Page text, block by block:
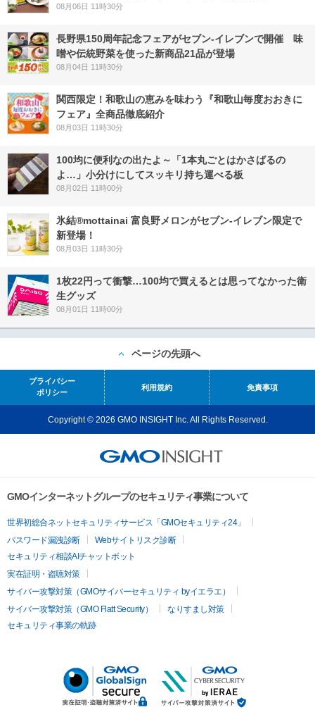
08月06日 11時30分
長野県150周年記念フェアがセブン-イレブンで開催 味
噌や伝統野菜を使った新商品21品が登場
08月04日 11時30分
関西限定！和歌山の恵みを味わう『和歌山毎度おおきに
フェア』全商品徹底紹介
08月03日 11時30分
100均に便利なの出たよ～「1本丸ごとはかさばるの
よ…」小分けにしてスッキリ持ち運べる板
08月02日 11時00分
氷結®mottainai 富良野メロンがセブン‐イレブン限定で
新登場！
08月03日 11時30分
1枚22円って衝撃…100均で買えるとは思ってなかった衛
生グッズ
08月01日 11時00分
ページの先頭へ
プライバシー
ポリシー
利用規約 免責事項
Copyright © 2026 GMO INSIGHT Inc. All Rights Reserved.
GMOインターネットグループのセキュリティ事業について
世界初総合ネットセキュリティサービス「GMOセキュリティ24」
パスワード漏洩診断
Webサイトリスク診断
セキュリティ相談AIチャットボット
実在証明・盗聴対策
サイバー攻撃対策（GMOサイバーセキュリティ byイエラエ）
サイバー攻撃対策（GMO Flatt Security）
なりすまし対策
セキュリティ事業の軌跡